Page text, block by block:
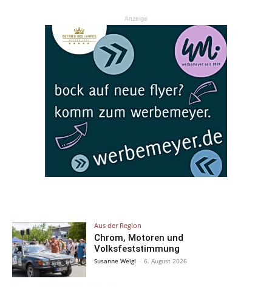
Anzeige
Aus der Region
Chrom, Motoren und
Volksfeststimmung
Susanne Weigl - 6. August 2026